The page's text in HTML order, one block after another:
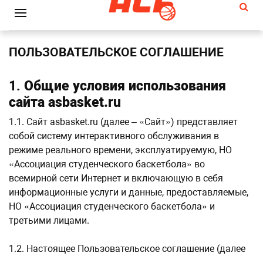
ПОЛЬЗОВАТЕЛЬСКОЕ СОГЛАШЕНИЕ
1. Общие условия использования
сайта asbasket.ru
1.1. Сайт asbasket.ru (далее – «Сайт») представляет
собой систему интерактивного обслуживания в
режиме реального времени, эксплуатируемую, НО
«Ассоциация студенческого баскетбола» во
всемирной cети Интернет и включающую в себя
информационные услуги и данные, предоставляемые,
НО «Ассоциация студенческого баскетбола» и
третьими лицами.
1.2. Настоящее Пользовательское соглашение (далее